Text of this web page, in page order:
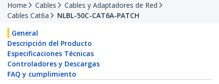
Home Cables
Cables y Adaptadores de Red
Cables Cat6a
NLBL-50C-CAT6A-PATCH
General
Descripción del Producto
Especificaciones Técnicas
Controladores y Descargas
FAQ y cumplimiento